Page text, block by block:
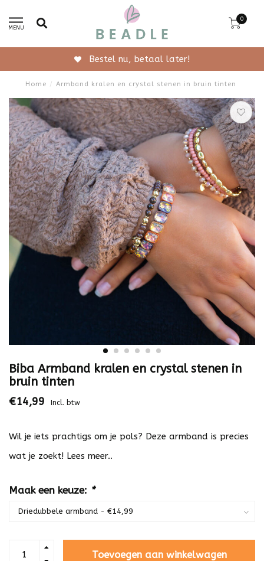
MENU
0
Bestel nu, betaal later!
Home / Armband kralen en crystal stenen in bruin tinten
Biba Armband kralen en crystal stenen in
bruin tinten
€14,99 Incl. btw
Wil je iets prachtigs om je pols? Deze armband is precies
wat je zoekt! Lees meer..
Maak een keuze: *
Toevoegen aan winkelwagen